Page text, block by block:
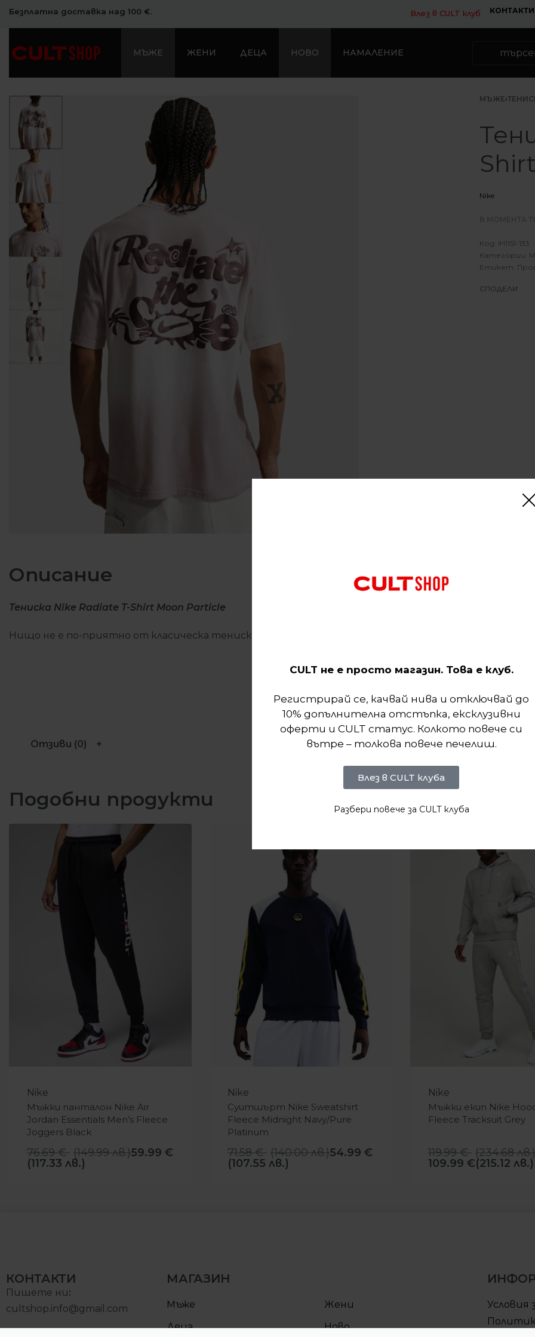
Безплатна доставка над 100 €. Влез в CULT клуб КОНТАКТИ
МЪЖЕ ЖЕНИ ДЕЦА НОВО НАМАЛЕНИЕ
МЪЖЕ›
Nike
IH1151-133
Категории:
Етикет:
СПОДЕЛИ
Описание
Тениска Nike Radiate T-Shirt Moon Particle
Нищо не е по-приятно от класическа тениска. Тази е с широка кройка. Лекият памук е мек и
Отзиви (0)
Подобни продукти
Nike
Мъжки панталон Nike Air
Jordan Essentials Men’s Fleece
Joggers Black
76.69€ (149.99лв.)59.99€
(117.33 лв.)
Nike
Суитшърт Nike Sweatshirt
Fleece Midnight Navy/Pure
Platinum
71.58€ (140.00лв.)54.99€
(107.55 лв.)
Nike
Мъжки екип Nike
Fleece Тracksuit Grey
119.99€ (234.68лв.)
109.99 €(215.12 лв.)
КОНТАКТИ
Пишете ни:
cultshop.info@gmail.com
МАГАЗИН
Мъже
Жени
Деца
Ново
Условия
CULT не е просто магазин. Това е клуб.
Регистрирай се, качвай нива и отключвай до
10% допълнителна отстъпка, ексклузивни
оферти и CULT статус. Колкото повече си
вътре – толкова повече печелиш.
Влез в CULT клуба
Разбери повече за CULT клуба